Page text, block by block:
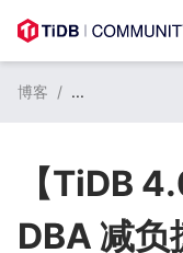
博客 / ...
【TiDB
DBA 减负